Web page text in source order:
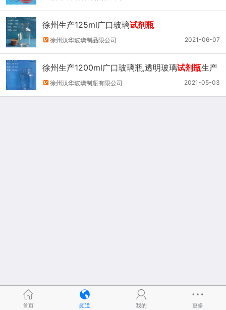
徐州生产125ml广口玻璃试剂瓶
2021-06-07
徐州汉华玻璃制品限公司
徐州生产1200ml广口玻璃瓶,透明玻璃试剂瓶生产
厂家
2021-05-03
徐州汉华玻璃制瓶有限公司
首页 频道 我的 更多